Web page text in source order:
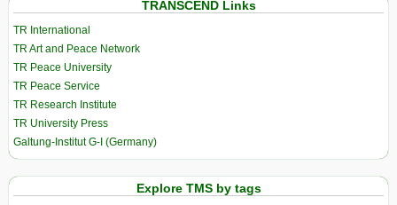
TRANSCEND Links
TR International
TR Art and Peace Network
TR Peace University
TR Peace Service
TR Research Institute
TR University Press
Galtung-Institut G-I (Germany)
Explore TMS by tags